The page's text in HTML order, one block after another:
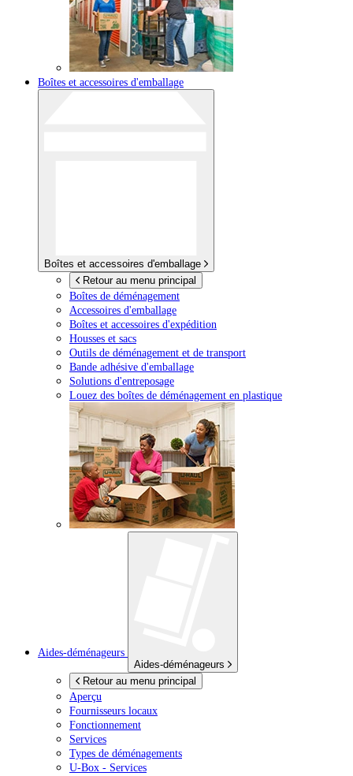
Boîtes et accessoires d'emballage
Boîtes et accessoires d'emballage
Retour au menu principal
Boîtes de déménagement
Accessoires d'emballage
Boîtes et accessoires d'expédition
Housses et sacs
Outils de déménagement et de transport
Bande adhésive d'emballage
Solutions d'entreposage
Louez des boîtes de déménagement en plastique
Aides-déménageurs
Aides-déménageurs
Retour au menu principal
Aperçu
Fournisseurs locaux
Fonctionnement
Services
Types de déménagements
U-Box - Services